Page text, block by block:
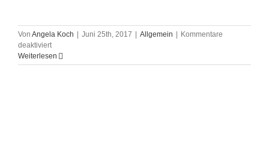
Von Angela Koch Juni 25th, 2017 Allgemein
Kommentare
deaktiviertfür
XXL-
Gassi
Weiterlesen